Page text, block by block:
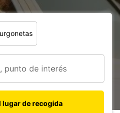
lugar de recogida